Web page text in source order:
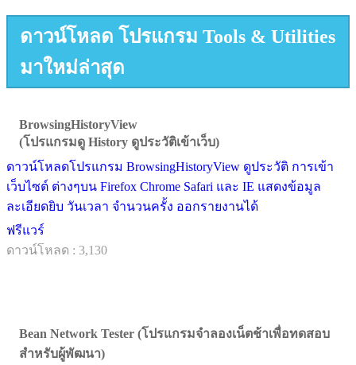
ดาวน์โหลด โปรแกรม Tools & Utilities
มาใหม่ล่าสุด
BrowsingHistoryView
(โปรแกรมดู History ดูประวัติเข้าเว็บ)
ดาวน์โหลดโปรแกรม BrowsingHistoryView ดูประวัติ การเข้า
เว็บไซต์ ต่างๆบน Firefox Chrome Safari และ IE แสดงข้อมูล
ละเอียดยิบ วันเวลา จำนวนครั้ง ออกรายงานได้
ฟรีแวร์
ดาวน์โหลด : 3,130
Bean Network Tester (โปรแกรมจำลองเน็ตช้าเพื่อทดสอบ
สำหรับผู้พัฒนา)